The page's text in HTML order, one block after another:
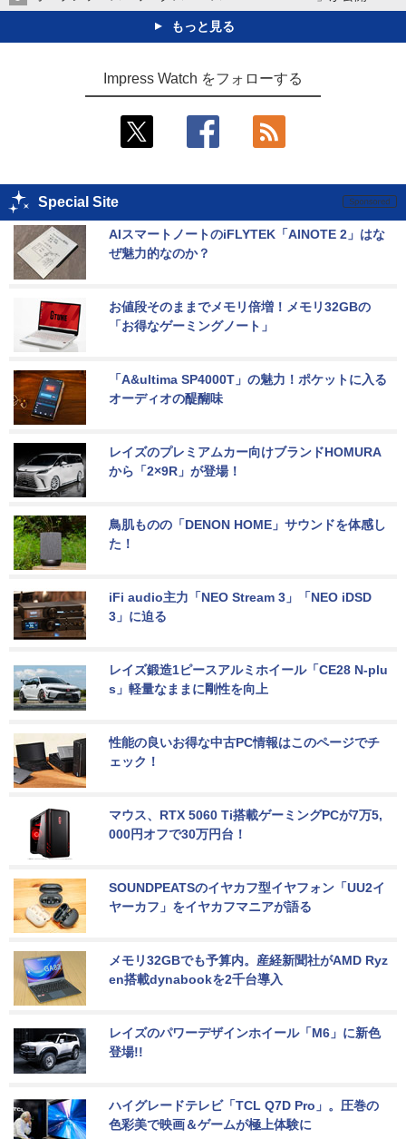
もっと見る
Impress Watch をフォローする
Special Site
AIスマートノートのiFLYTEK「AINOTE 2」はな
ぜ魅力的なのか？
お値段そのままでメモリ倍増！メモリ32GBの
「お得なゲーミングノート」
「A&ultima SP4000T」の魅力！ポケットに入る
オーディオの醍醐味
レイズのプレミアムカー向けブランドHOMURA
から「2×9R」が登場！
鳥肌ものの「DENON HOME」サウンドを体感し
た！
iFi audio主力「NEO Stream 3」「NEO iDSD
3」に迫る
レイズ鍛造1ピースアルミホイール「CE28 N-plu
s」軽量なままに剛性を向上
性能の良いお得な中古PC情報はこのページでチ
ェック！
マウス、RTX 5060 Ti搭載ゲーミングPCが7万5,
000円オフで30万円台！
SOUNDPEATSのイヤカフ型イヤフォン「UU2イ
ヤーカフ」をイヤカフマニアが語る
メモリ32GBでも予算内。産経新聞社がAMD Ryz
en搭載dynabookを2千台導入
レイズのパワーデザインホイール「M6」に新色
登場!!
ハイグレードテレビ「TCL Q7D Pro」。圧巻の
色彩美で映画＆ゲームが極上体験に